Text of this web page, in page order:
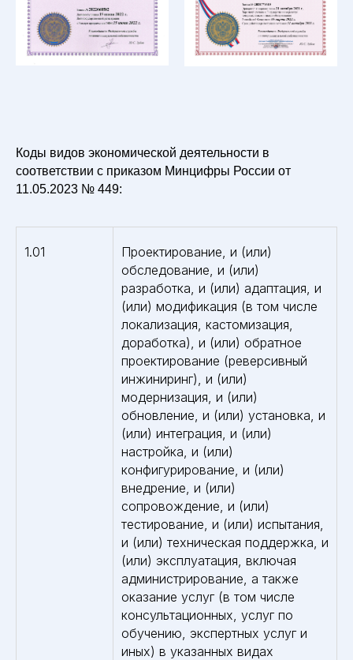
Коды видов экономической деятельности в
соответствии с приказом Минцифры России от
11.05.2023 № 449:
1.01
Проектирование, и (или)
обследование, и (или)
разработка, и (или) адаптация, и
(или) модификация (в том числе
локализация, кастомизация,
доработка), и (или) обратное
проектирование (реверсивный
инжиниринг), и (или)
модернизация, и (или)
обновление, и (или) установка, и
(или) интеграция, и (или)
настройка, и (или)
конфигурирование, и (или)
внедрение, и (или)
сопровождение, и (или)
тестирование, и (или) испытания,
и (или) техническая поддержка, и
(или) эксплуатация, включая
администрирование, а также
оказание услуг (в том числе
консультационных, услуг по
обучению, экспертных услуг и
иных) в указанных видах